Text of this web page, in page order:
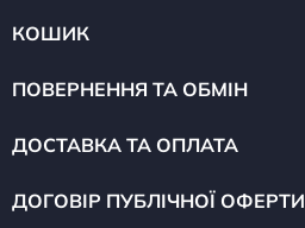
КОШИК
ПОВЕРНЕННЯ ТА ОБМІН
ДОСТАВКА ТА ОПЛАТА
ДОГОВІР ПУБЛІЧНОЇ ОФЕРТИ